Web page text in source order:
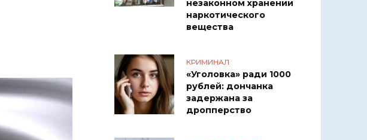
незаконном хранении
наркотического
вещества
КРИМИНАЛ
«Уголовка» ради 1000
рублей: дончанка
задержана за
дропперство